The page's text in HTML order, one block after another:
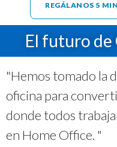
REGÁLANOS 5
El futuro
"Hemos tomado la
oficina para
donde todos
en Home Office. "